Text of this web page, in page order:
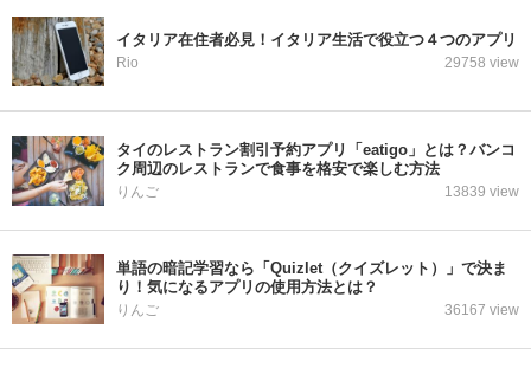
イタリア在住者必見！イタリア生活で役立つ４つのアプリ
Rio 29758 view
タイのレストラン割引予約アプリ「eatigo」とは？バンコ
ク周辺のレストランで食事を格安で楽しむ方法
りんご 13839 view
単語の暗記学習なら「Quizlet（クイズレット）」で決ま
り！気になるアプリの使用方法とは？
りんご 36167 view